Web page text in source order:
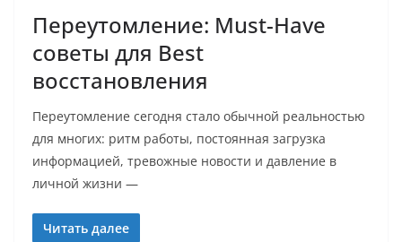
Переутомление: Must-Have
советы для Best
восстановления
Переутомление сегодня стало обычной реальностью
для многих: ритм работы, постоянная загрузка
информацией, тревожные новости и давление в
личной жизни —
Читать далее